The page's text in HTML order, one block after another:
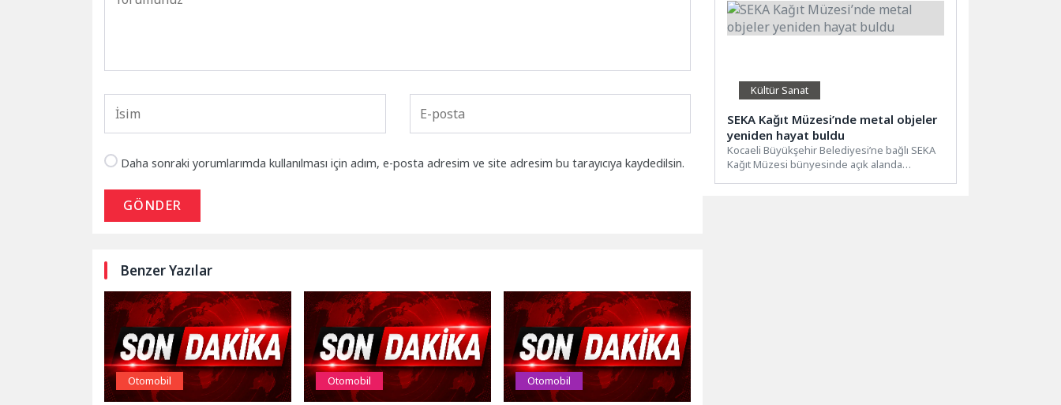
Daha sonraki yorumlarımda kullanılması için adım, e-posta adresim ve site adresim bu tarayıcıya kaydedilsin.
GÖNDER
Benzer Yazılar
Otomobil Otomobil Otomobil
Kültür Sanat
SEKA Kağıt Müzesi’nde metal objeler
yeniden hayat buldu
Kocaeli Büyükşehir Belediyesi’ne bağlı SEKA
Kağıt Müzesi bünyesinde açık alanda